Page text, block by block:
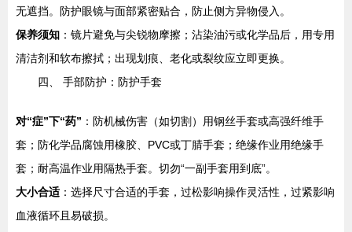
无遮挡。防护眼镜与面部紧密贴合，防止侧方异物侵入。
保养须知 ：镜片避免与尖锐物摩擦；沾染油污或化学品后，用专用
清洁剂和软布擦拭；出现划痕、老化或裂纹应立即更换。
四、 手部防护：防护手套
对“症”下“药” ：防机械伤害（如切割）用钢丝手套或高强纤维手
套；防化学品腐蚀用橡胶、PVC或丁腈手套；绝缘作业用绝缘手
套；耐高温作业用隔热手套。切勿“一副手套用到底”。
大小合适 ：选择尺寸合适的手套，过松影响操作灵活性，过紧影响
血液循环且易破损。